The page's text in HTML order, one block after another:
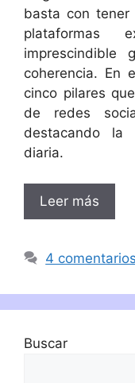
basta con
plataformas
imprescindible
coherencia. En
cinco pilares
de redes
destacando la
diaria.
Leer más
4 comentarios
Buscar